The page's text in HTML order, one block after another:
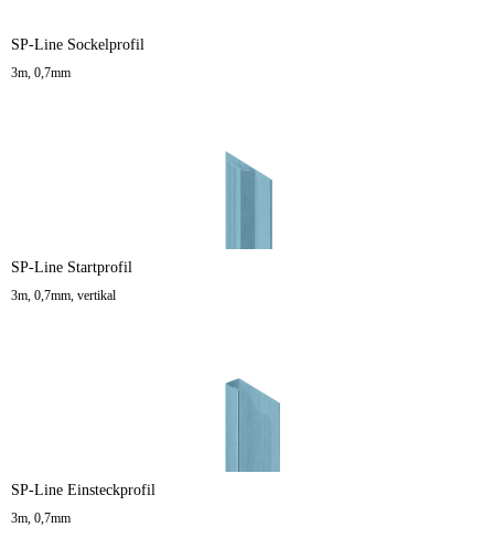
SP-Line Sockelprofil
3m, 0,7mm
SP-Line Startprofil
3m, 0,7mm, vertikal
SP-Line Einsteckprofil
3m, 0,7mm